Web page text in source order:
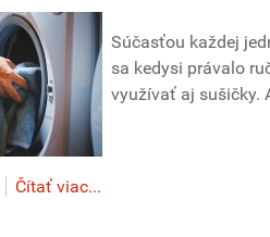
Súčasťou každej
sa kedysi právalo
využívať aj sušičky.
Čítať viac...